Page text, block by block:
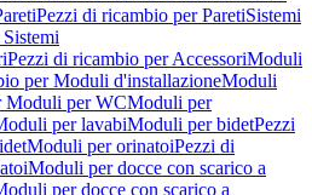
Pezzi di ricambio per ParetiSistemi
Pezzi di ricambio per AccessoriModuli
per Moduli d'installazioneModuli
Moduli per WCModuli per
per lavabiModuli per bidetPezzi
Moduli per orinatoiPezzi di
Moduli per docce con scarico a
per docce con scarico a